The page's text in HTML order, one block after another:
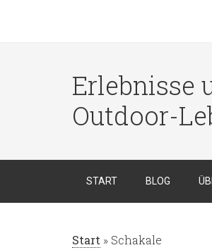
Erlebnisse
Outdoor-
START BLOG
Start » Schakale